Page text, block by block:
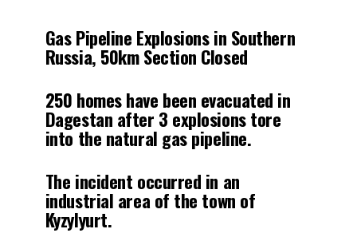
Gas Pipeline Explosions in Southern
Russia, 50km Section Closed
250 homes have been evacuated in
Dagestan after 3 explosions tore
into the natural gas pipeline.
The incident occurred in an
industrial area of the town of
Kyzylyurt.